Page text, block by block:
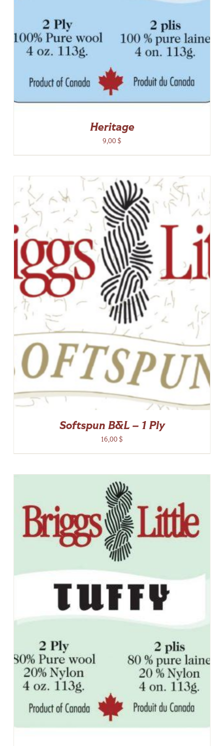
Heritage
9,00$
Softspun B&L – 1 Ply
16,00$